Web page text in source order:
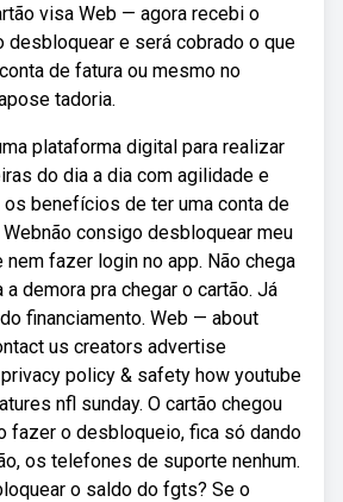
visa Web — agora recebi o
desbloquear e será cobrado o que
de fatura ou mesmo no
tadoria.
plataforma digital para realizar
do dia a dia com agilidade e
os benefícios de ter uma conta de
consigo desbloquear meu
fazer login no app. Não chega
demora pra chegar o cartão. Já
financiamento. Web — about
us creators advertise
policy & safety how youtube
nfl sunday. O cartão chegou
fazer o desbloqueio, fica só dando
os telefones de suporte nenhum.
o saldo do fgts? Se o